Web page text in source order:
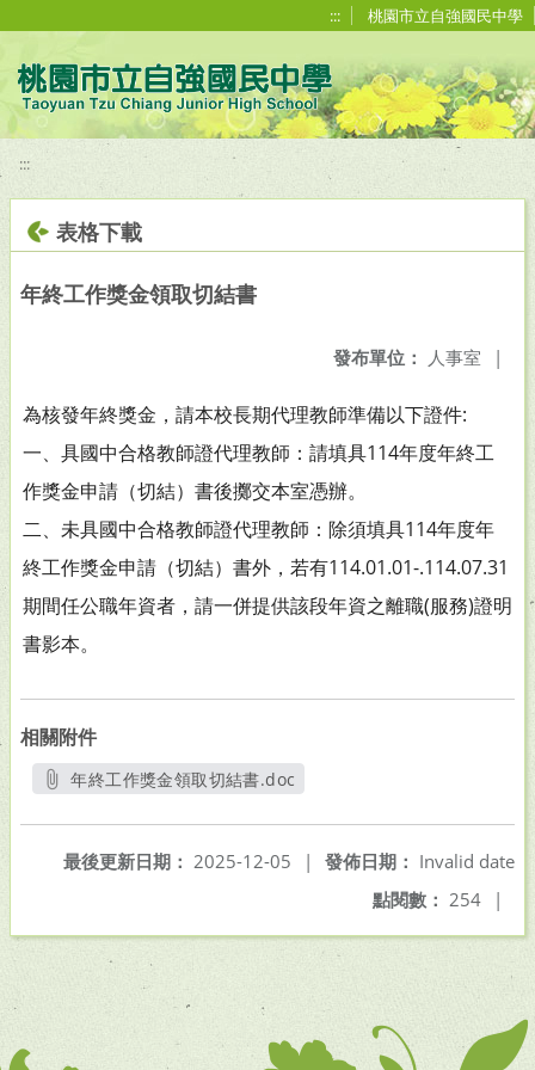
::: 桃園市立自強國民中學
:::
表格下載
年終工作獎金領取切結書
發布單位： 人事室 |
為核發年終獎金，請本校長期代理教師準備以下證件:
一、具國中合格教師證代理教師：請填具114年度年終工
作獎金申請（切結）書後擲交本室憑辦。
二、未具國中合格教師證代理教師：除須填具114年度年
終工作獎金申請（切結）書外，若有114.01.01-.114.07.31
期間任公職年資者，請一併提供該段年資之離職(服務)證明
書影本。
相關附件
年終工作獎金領取切結書.doc
發佈日期： Invalid date
最後更新日期： 2025-12-05
|
點閱數： 254 |